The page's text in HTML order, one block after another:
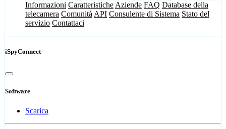
Informazioni Caratteristiche Aziende FAQ Database della
telecamera Comunità API Consulente di Sistema Stato del
servizio Contattaci
iSpyConnect
Software
Scarica